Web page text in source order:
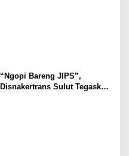
“Ngopi Bareng JIPS”,
Disnakertrans Sulut Tegaskan